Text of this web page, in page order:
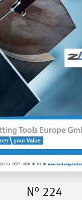
N° 224